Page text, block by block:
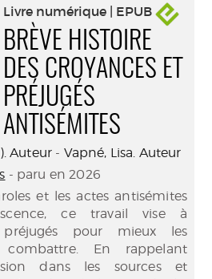
Livre numérique | EPUB
BRÈVE HISTOIRE
DES CROYANCES ET
PRÉJUGÉS
ANTISÉMITES
Auteur - Vapné, Lisa. Auteur
- paru en 2026
et les actes antisémites
ce travail vise à
pour mieux les
En rappelant
dans les sources et